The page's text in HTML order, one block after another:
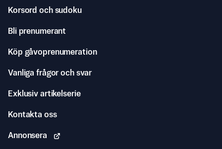
Korsord och sudoku
Bli prenumerant
Köp gåvoprenumeration
Vanliga frågor och svar
Exklusiv artikelserie
Kontakta oss
Annonsera